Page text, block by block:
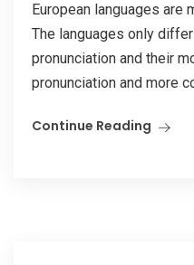
European languages are
The languages only
pronunciation and their
pronunciation and more
Continue Reading